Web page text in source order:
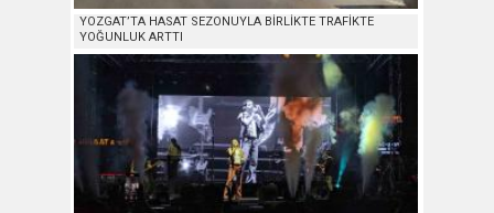
YOZGAT’TA HASAT SEZONUYLA BİRLİKTE TRAFİKTE
YOĞUNLUK ARTTI